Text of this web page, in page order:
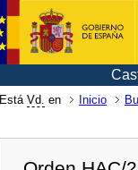
Está Vd. en Inicio